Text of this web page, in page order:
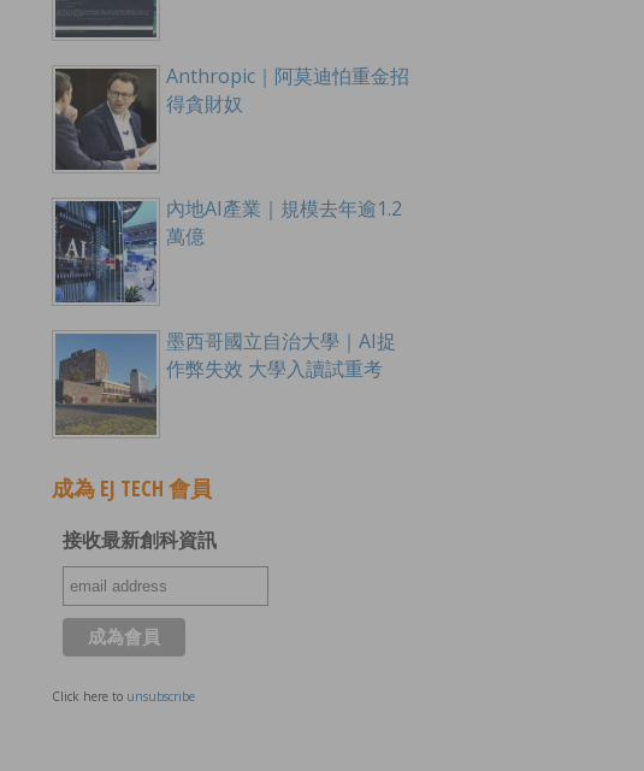
Anthropic｜阿莫迪怕重金招
得貪財奴
內地AI產業｜規模去年逾1.2
萬億
墨西哥國立自治大學｜AI捉
作弊失效 大學入讀試重考
成為 EJ TECH 會員
接收最新創科資訊
Click here to unsubscribe